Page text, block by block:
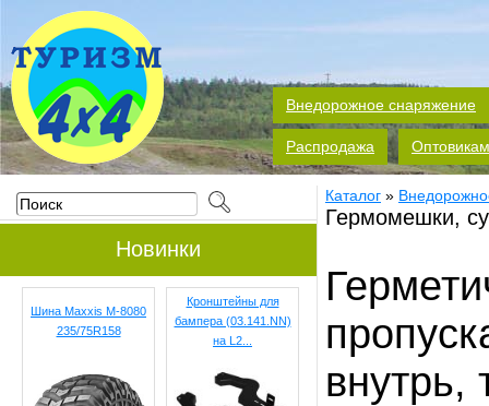
Внедорожное снаряжение
Распродажа Оптовикам
Новинки
Шина Maxxis M-8080
235/75R158
Кронштейны для
бампера (03.141.NN)
на L2...
Каталог »
Гермомешки,
внутрь,